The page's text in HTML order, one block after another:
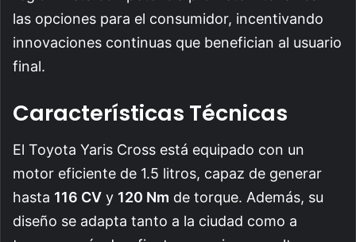
las opciones para el consumidor, incentivando
innovaciones continuas que benefician al usuario
final.
Características Técnicas
El Toyota Yaris Cross está equipado con un
motor eficiente de 1.5 litros, capaz de generar
hasta 116 CV y 120 Nm de torque. Además, su
diseño se adapta tanto a la ciudad como a